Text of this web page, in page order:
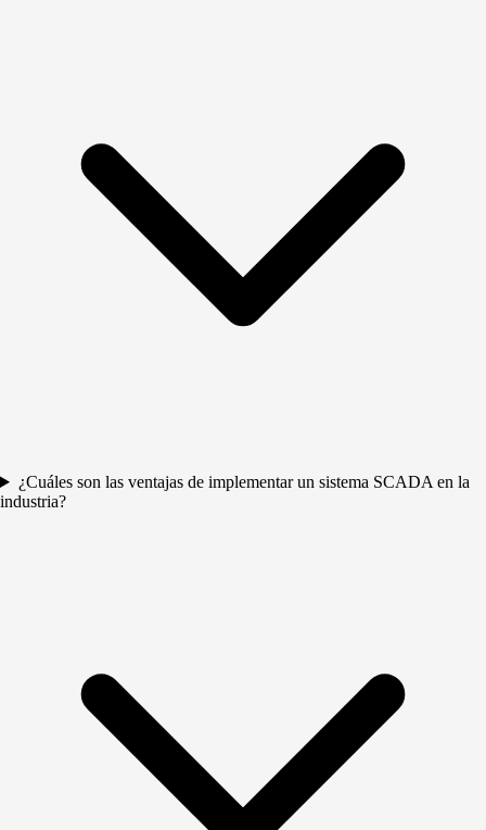
¿Cuáles son las ventajas de implementar un sistema SCADA en la
industria?